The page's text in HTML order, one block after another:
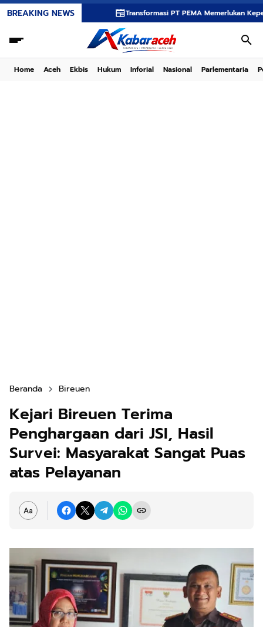
BREAKING NEWS Transformasi PT PEMA Memerlukan
Home Aceh Ekbis Hukum Inforial Nasional Parlementaria
Beranda Bireuen
Kejari Bireuen Terima
Penghargaan dari JSI, Hasil
Survei: Masyarakat Sangat Puas
atas Pelayanan